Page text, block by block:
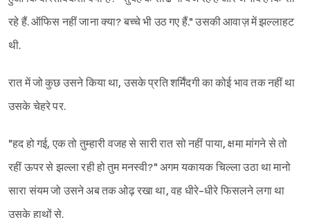
रहे हैं. ऑफिस नहीं जाना क्या? बच्चे भी उठ गए हैं." उसकी आवाज़ में झल्लाहट
थी.
रात में जो कुछ उसने किया था, उसके प्रति शर्मिंदगी का कोई भाव तक नहीं था
उसके चेहरे पर.
"हद हो गई, एक तो तुम्हारी वजह से सारी रात सो नहीं पाया, क्षमा मांगने से तो
रहीं ऊपर से झल्ला रही हो तुम मनस्वी?" अगम यकायक चिल्ला उठा था मानो
सारा संयम जो उसने अब तक ओढ़ रखा था, वह धीरे-धीरे फिसलने लगा था
उसके हाथों से.